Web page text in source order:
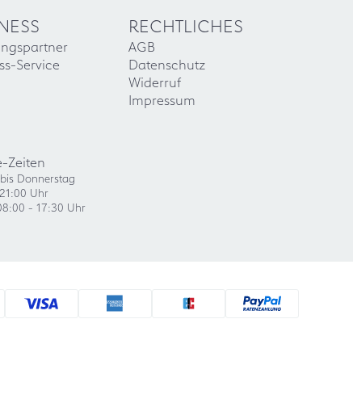
Service
RECHTLICHES
AGB
Datenschutz
Widerruf
Impressum
Zeiten
Donnerstag
Uhr
- 17:30 Uhr